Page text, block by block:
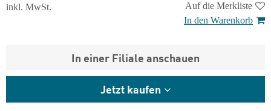
inkl. MwSt.
Auf die Merkliste
In den Warenkorb
In einer Filiale anschauen
Jetzt kaufen